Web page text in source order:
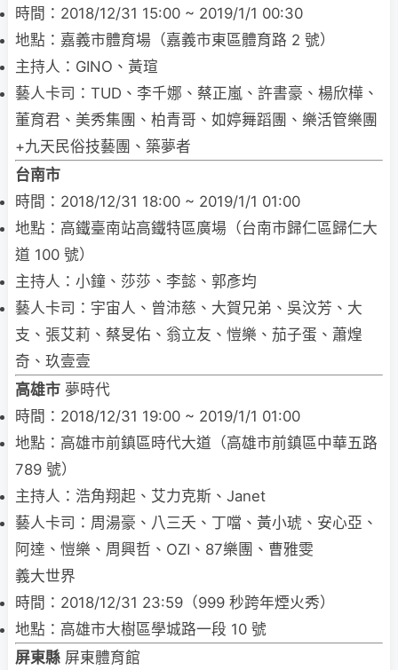
時間：2018/12/31 15:00 ~ 2019/1/1 00:30
地點：嘉義市體育場（嘉義市東區體育路 2 號）
主持人：GINO、黃瑄
藝人卡司：TUD、李千娜、蔡正嵐、許書豪、楊欣樺、
董育君、美秀集團、柏青哥、如婷舞蹈團、樂活管樂團
+九天民俗技藝團、築夢者
台南市
時間：2018/12/31 18:00 ~ 2019/1/1 01:00
地點：高鐵臺南站高鐵特區廣場（台南市歸仁區歸仁大
道 100 號）
主持人：小鐘、莎莎、李懿、郭彥均
藝人卡司：宇宙人、曾沛慈、大賀兄弟、吳汶芳、大
支、張艾莉、蔡旻佑、翁立友、愷樂、茄子蛋、蕭煌
奇、玖壹壹
高雄市 夢時代
時間：2018/12/31 19:00 ~ 2019/1/1 01:00
地點：高雄市前鎮區時代大道（高雄市前鎮區中華五路
789 號）
主持人：浩角翔起、艾力克斯、Janet
藝人卡司：周湯豪、八三夭、丁噹、黃小琥、安心亞、
阿達、愷樂、周興哲、OZI、87樂團、曹雅雯
義大世界
時間：2018/12/31 23:59（999 秒跨年煙火秀）
地點：高雄市大樹區學城路一段 10 號
屏東縣 屏東體育館